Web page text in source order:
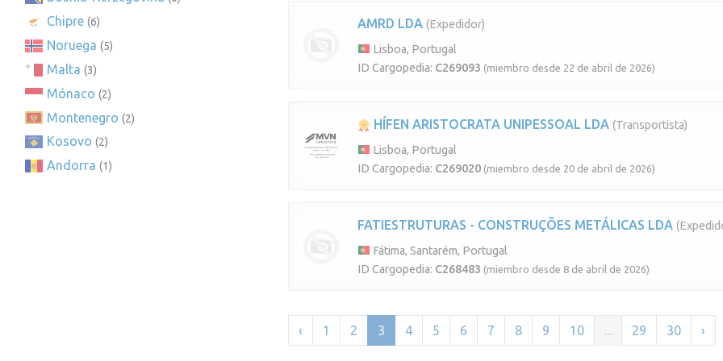
Chipre (6)
Noruega (5)
Malta (3)
Mónaco (2)
Montenegro (2)
Kosovo (2)
Andorra (1)
AMRD LDA (Expedidor)
Lisboa, Portugal
ID Cargopedia: C269093 (miembro desde 22 de abril de 2026)
HÍFEN ARISTOCRATA UNIPESSOAL LDA (Transportista)
Lisboa, Portugal
ID Cargopedia: C269020 (miembro desde 20 de abril de 2026)
FATIESTRUTURAS - CONSTRUÇÕES METÁLICAS LDA
Fátima, Santarém, Portugal
ID Cargopedia: C268483 (miembro desde 8 de abril de 2026)
‹ 1 2 3 4 5 6 7 8 9 10 ... 29 30 ›